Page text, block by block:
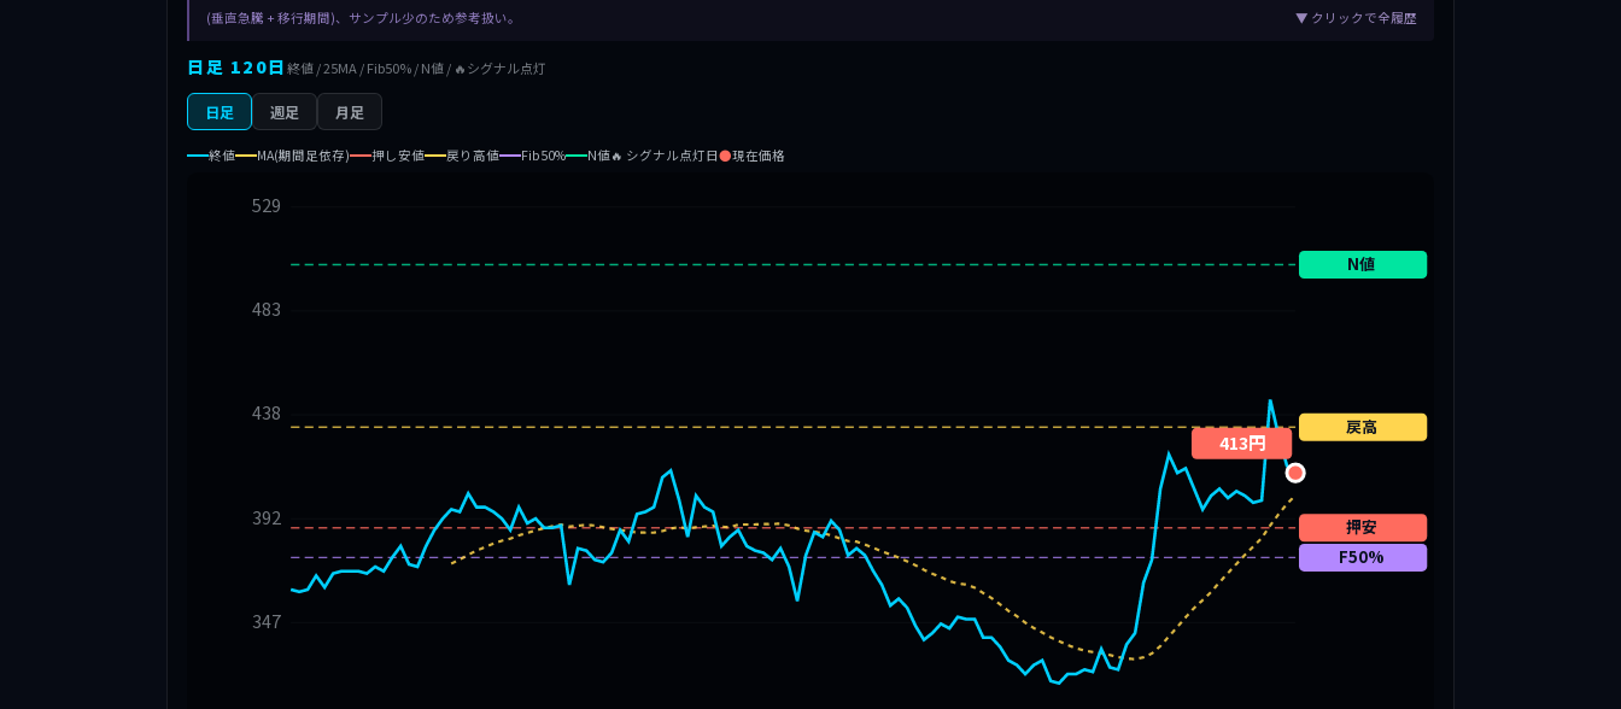
(垂直急騰 + 移行期間)、サンプル少のため参考扱い。 ▼ クリックで全履歴
日足 120日終値 / 25MA / Fib50% / N値 / 🔥シグナル点灯
日足 週足 月足
終値 MA(期間足依存) 押し安値 戻り高値 Fib50% N値🔥 シグナル点灯日●現在価格
529
483
438
392
347
押安
戻高
F50%
N値
413円